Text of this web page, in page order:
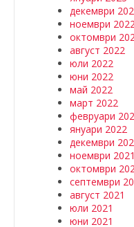
декември
ноември
октомври
август 2022
юли 2022
юни 2022
май 2022
март 2022
февруари
януари 2022
декември
ноември 2021
октомври
септември
август 2021
юли 2021
юни 2021